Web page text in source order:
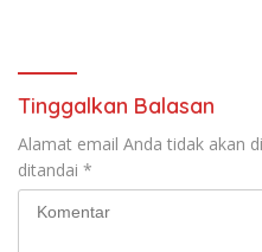
Tinggalkan Balasan
Alamat email Anda tidak akan
ditandai *